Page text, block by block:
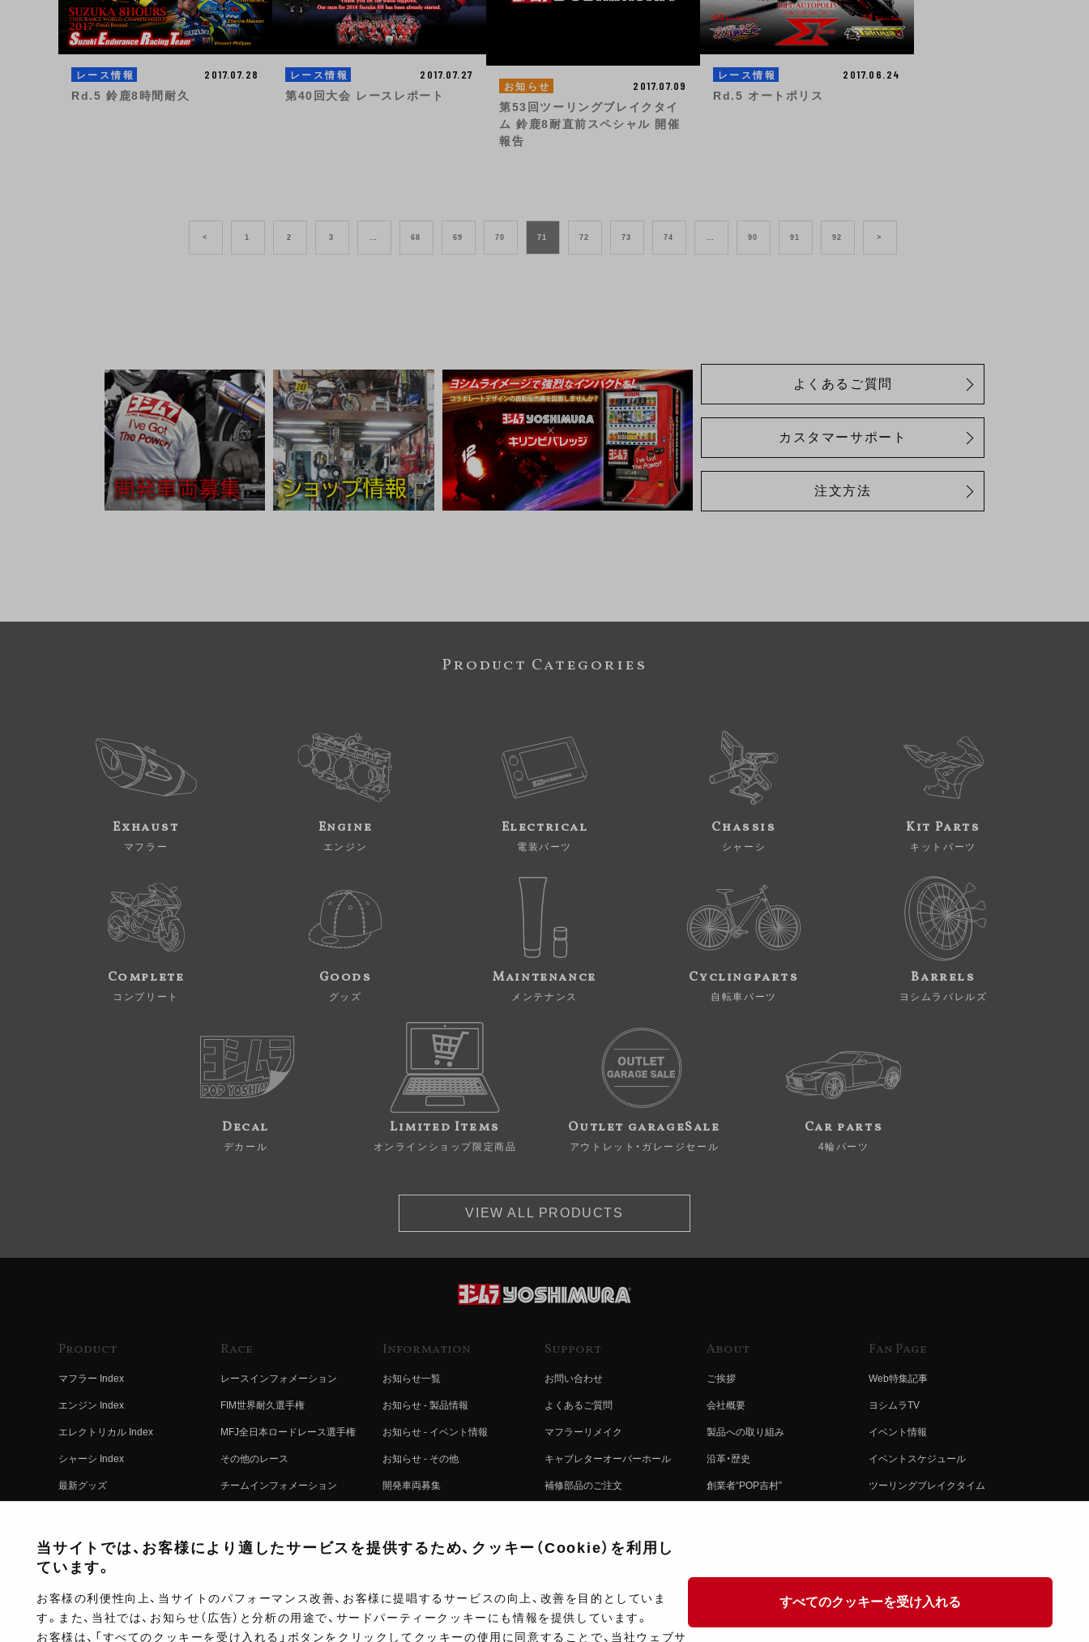
レース情報 2017.07.28
Rd.5 鈴鹿8時間耐久
レース情報 2017.07.27
第40回大会 レースレポート
お知らせ 2017.07.09
第53回ツーリングブレイクタイ
ム 鈴鹿8耐直前スペシャル 開催
報告
レース情報 2017.06.24
Rd.5 オートポリス
< 1 2 3 68 69 70 71 72 73 74 90 91 92 >
よくあるご質問
カスタマーサポート
注文方法
Product Categories
Exhaust
マフラー
Engine
エンジン
Electrical
電装パーツ
Chassis
シャーシ
Kit Parts
キットパーツ
Complete
コンプリート
Goods
グッズ
Maintenance
メンテナンス
Cyclingparts
自転車パーツ
Barrels
ヨシムラバレルズ
Decal
デカール
Limited Items
オンラインショップ限定商品
Outlet garageSale
アウトレット・ガレージセール
Car parts
4輪パーツ
VIEW ALL PRODUCTS
Product
マフラー Index
エンジン Index
エレクトリカル Index
シャーシ Index
最新グッズ
コンプリート
Race
レースインフォメーション
FIM世界耐久選手権
MFJ全日本ロードレース選手権
その他のレース
チームインフォメーション
レースムービー
Information
お知らせ一覧
お知らせ - 製品情報
お知らせ - イベント情報
お知らせ - その他
開発車両募集
注文方法
Support
お問い合わせ
よくあるご質問
マフラーリメイク
キャブレターオーバーホール
補修部品のご注文
製品に関する重要なお知らせ
ポイントについて
ショップ情報
About
ご挨拶
会社概要
製品への取り組み
沿革・歴史
創業者“POP吉村”
Fan Page
Web特集記事
ヨシムラTV
イベント情報
イベントスケジュール
ツーリングブレイクタイム
当サイトでは、お客様により適したサービスを提供するため、クッキー（Cookie）を利用し
ています。
お客様の利便性向上、当サイトのパフォーマンス改善、お客様に提唱するサービスの向上、改善を目的としていま
す。また、当社では、お知らせ（広告）と分析の用途で、サードパーティークッキーにも情報を提供しています。
お客様は、「すべてのクッキーを受け入れる」ボタンをクリックしてクッキーの使用に同意することで、当社ウェブサ
すべてのクッキーを受け入れる